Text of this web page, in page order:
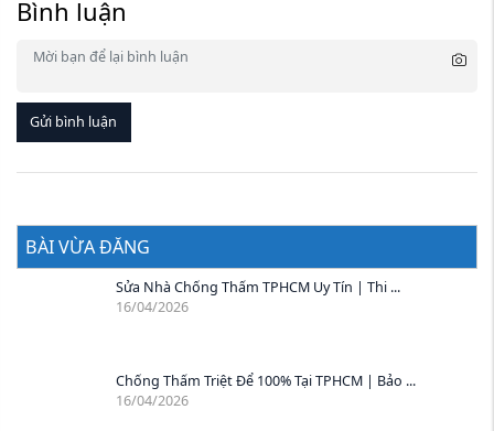
Bình luận
Gửi bình luận
BÀI VỪA ĐĂNG
Sửa Nhà Chống Thấm TPHCM Uy Tín | Thi ...
16/04/2026
Chống Thấm Triệt Để 100% Tại TPHCM | Bảo ...
16/04/2026